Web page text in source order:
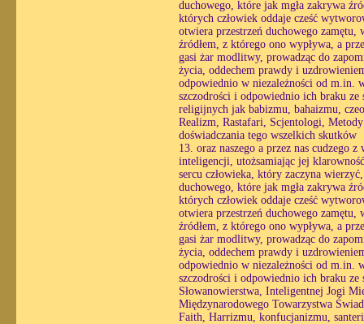
duchowego, które jak mgła zakrywa
których człowiek oddaje cześć
otwiera przestrzeń duchowego zamętu,
źródłem, z którego ono wypływa, a
gasi żar modlitwy, prowadząc do
życia, oddechem prawdy i
odpowiednio w niezależności od m.in.
szczodrości i odpowiednio ich braku
religijnych jak babizmu, bahaizmu,
Realizm, Rastafari, Scjentologi,
doświadczania tego wszelkich skutków
13. oraz naszego a przez nas cudzego
inteligencji, utożsamiając jej
sercu człowieka, który zaczyna
duchowego, które jak mgła zakrywa
których człowiek oddaje cześć
otwiera przestrzeń duchowego zamętu,
źródłem, z którego ono wypływa, a
gasi żar modlitwy, prowadząc do
życia, oddechem prawdy i
odpowiednio w niezależności od m.in.
szczodrości i odpowiednio ich braku
Słowanowierstwa, Inteligentnej Jogi
Międzynarodowego Towarzystwa
Faith, Harrizmu, konfucjanizmu,